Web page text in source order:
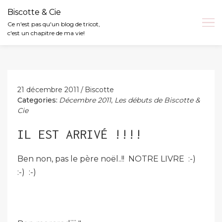
Biscotte & Cie
Ce n'est pas qu'un blog de tricot,
c'est un chapitre de ma vie!
21 décembre 2011
Biscotte
Categories: Décembre 2011, Les débuts de Biscotte &
Cie
IL EST ARRIVÉ !!!!
Ben non, pas le père noël..!! NOTRE LIVRE :-)
:-) :-)